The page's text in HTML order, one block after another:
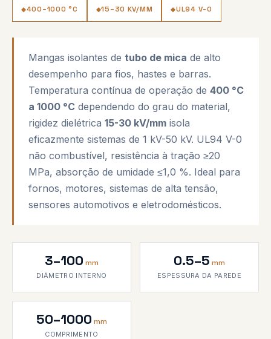
400–1000 °C 15–30 KV/MM UL94 V-0
Mangas isolantes de tubo de mica de alto
desempenho para fios, hastes e barras.
Temperatura contínua de operação de 400 °C
a 1000 °C dependendo do grau do material,
rigidez dielétrica 15-30 kV/mm isola
eficazmente sistemas de 1 kV-50 kV. UL94 V-0
não combustível, resistência à tração ≥20
MPa, absorção de umidade ≤1,0 %. Ideal para
fornos, motores, sistemas de alta tensão,
sensores automotivos e eletrodomésticos.
3–100 mm
DIÂMETRO INTERNO
0.5–5 mm
ESPESSURA DA PAREDE
50–1000 mm
COMPRIMENTO